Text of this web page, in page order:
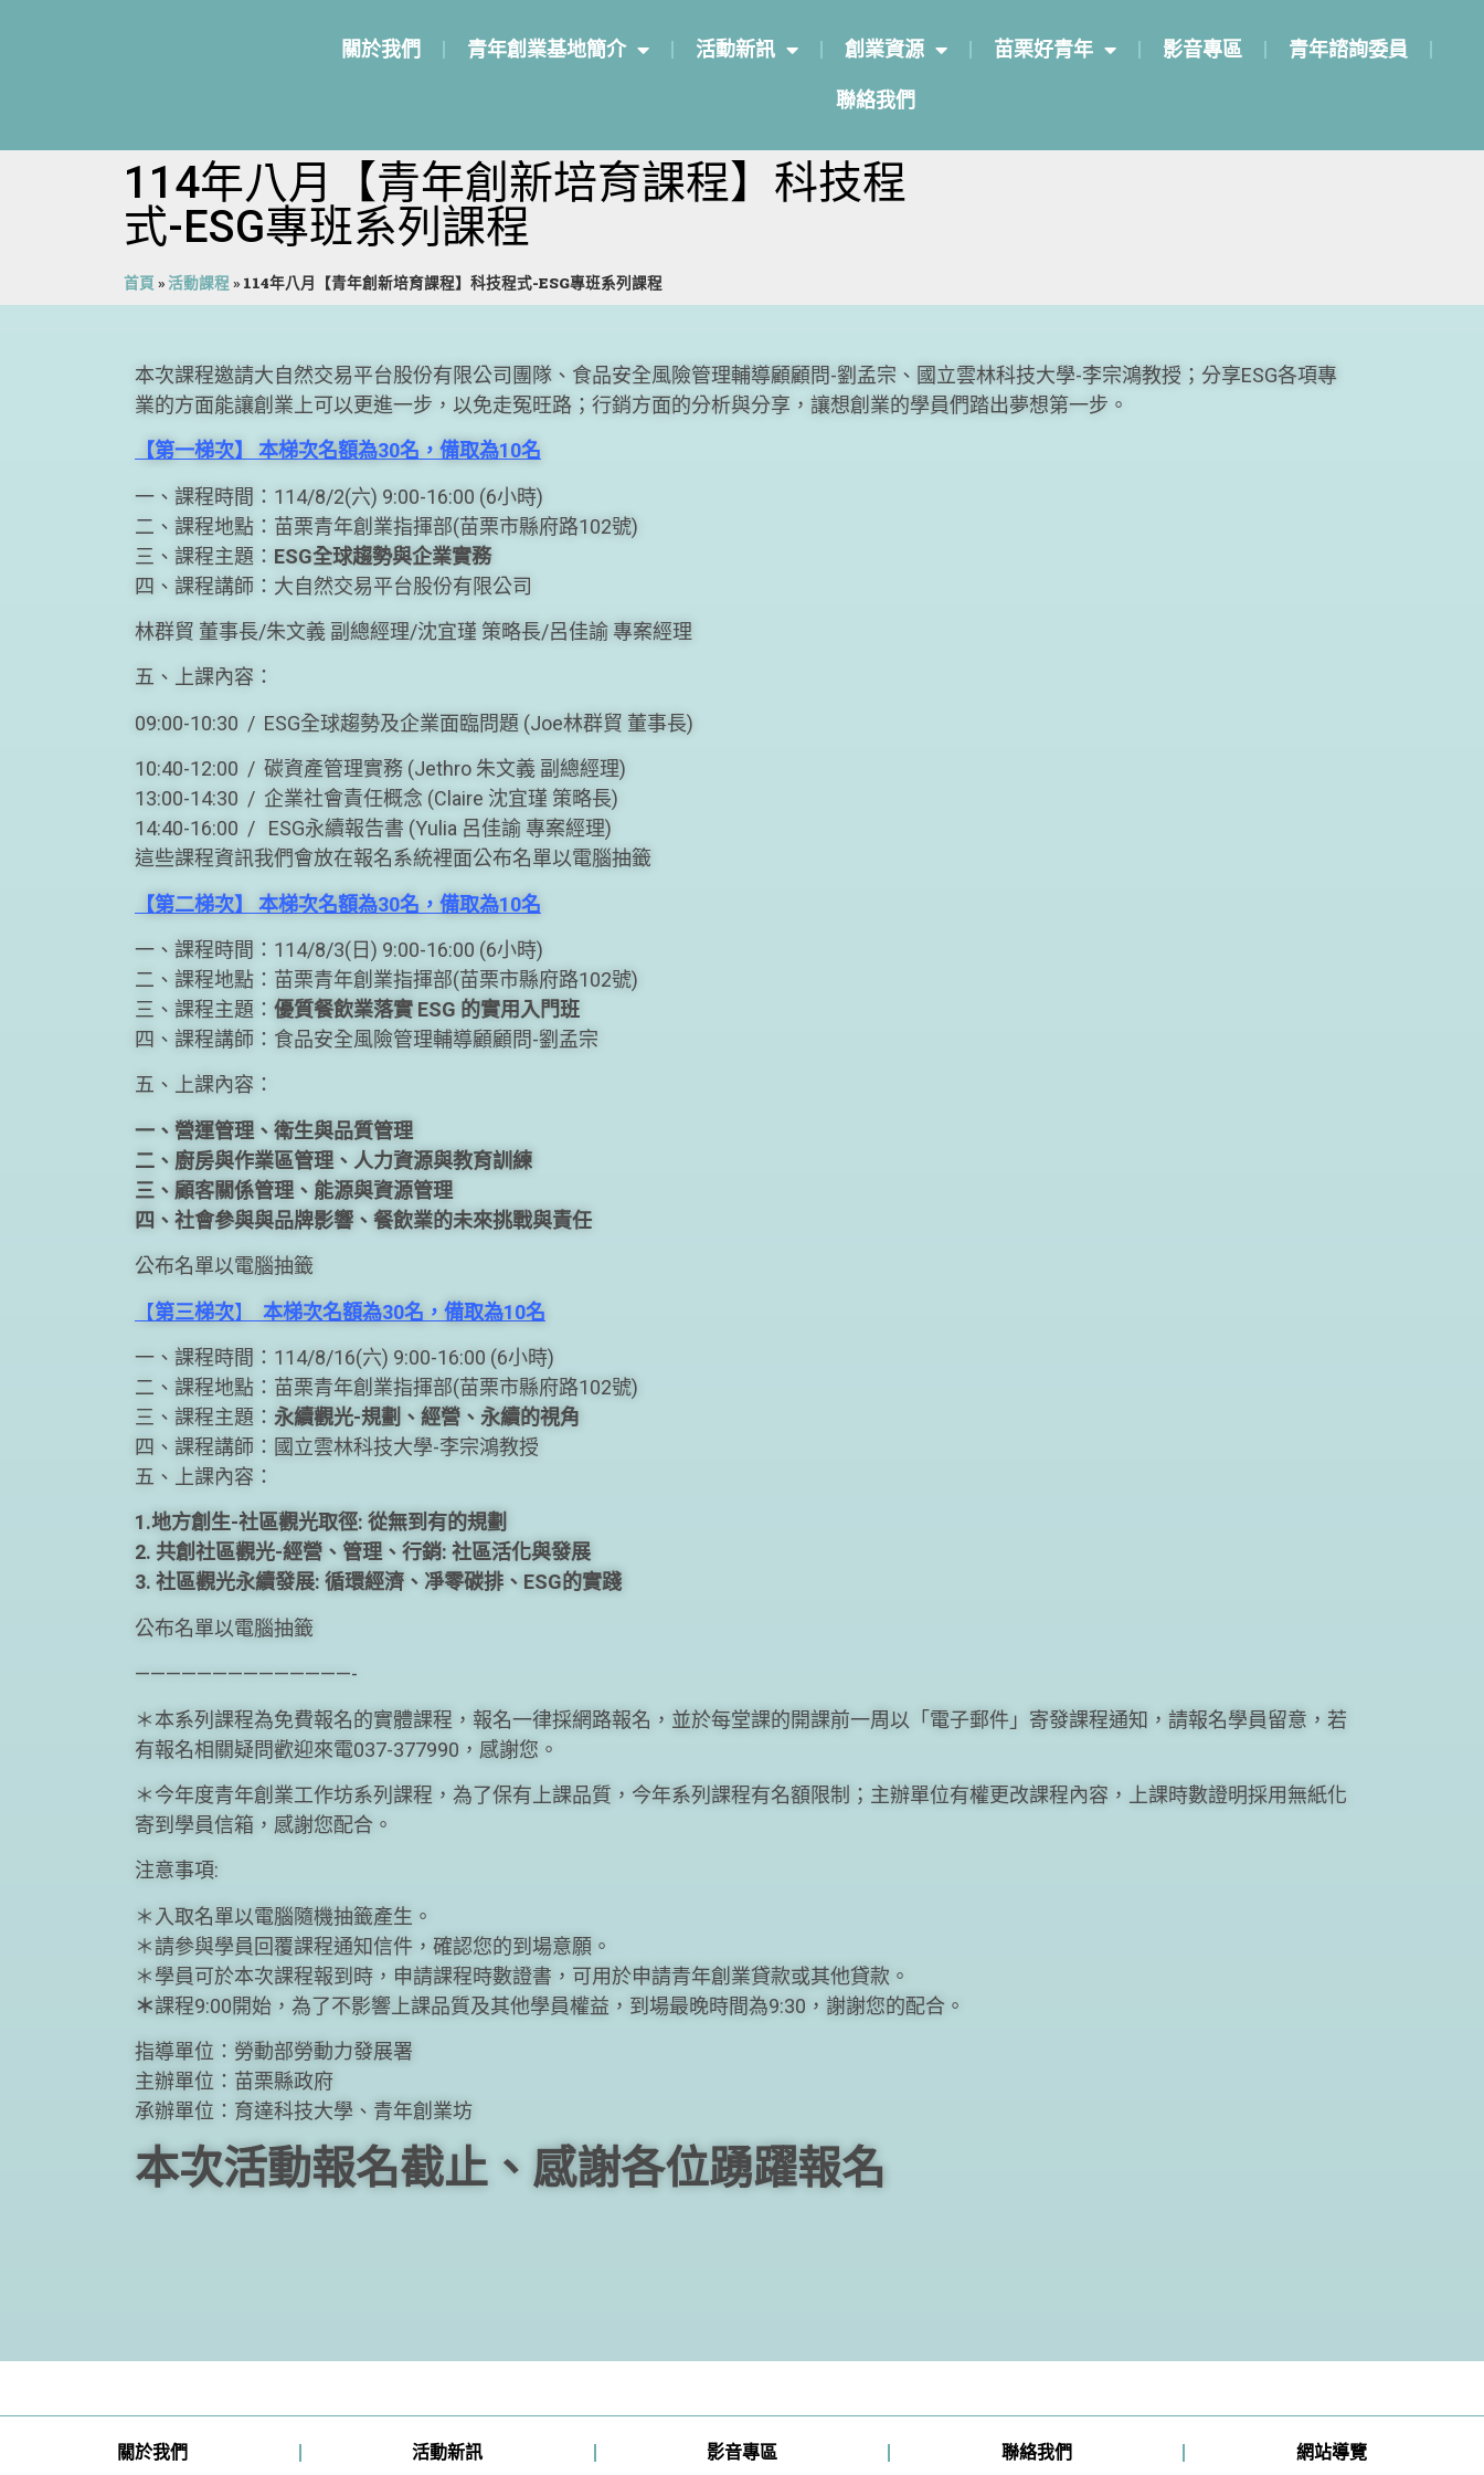
關於我們 青年創業基地簡介 活動新訊 創業資源 苗栗好青年 影音專區 青年諮詢委員
聯絡我們
114年八月【青年創新培育課程】科技程
式-ESG專班系列課程
首頁 »活動課程 » 114年八月【青年創新培育課程】科技程式-ESG專班系列課程
本次課程邀請大自然交易平台股份有限公司團隊、食品安全風險管理輔導顧顧問-劉孟宗、國立雲林科技大學-李宗鴻教授；分享ESG各項專
業的方面能讓創業上可以更進一步，以免走冤旺路；行銷方面的分析與分享，讓想創業的學員們踏出夢想第一步。
【第一梯次】 本梯次名額為30名，備取為10名
一、課程時間：114/8/2(六) 9:00-16:00 (6小時)
二、課程地點：苗栗青年創業指揮部(苗栗市縣府路102號)
三、課程主題： ESG全球趨勢與企業實務
四、課程講師：大自然交易平台股份有限公司
林群貿 董事長/朱文義 副總經理/沈宜瑾 策略長/呂佳諭 專案經理
五、上課內容：
09:00-10:30 / ESG全球趨勢及企業面臨問題 (Joe林群貿 董事長)
10:40-12:00 / 碳資產管理實務 (Jethro 朱文義 副總經理)
13:00-14:30 / 企業社會責任概念 (Claire 沈宜瑾 策略長)
14:40-16:00 / ESG永續報告書 (Yulia 呂佳諭 專案經理)
這些課程資訊我們會放在報名系統裡面公布名單以電腦抽籤
【第二梯次】 本梯次名額為30名，備取為10名
一、課程時間：114/8/3(日) 9:00-16:00 (6小時)
二、課程地點：苗栗青年創業指揮部(苗栗市縣府路102號)
三、課程主題： 優質餐飲業落實 ESG 的實用入門班
四、課程講師：食品安全風險管理輔導顧顧問-劉孟宗
五、上課內容：
一、營運管理、衛生與品質管理
二、廚房與作業區管理、人力資源與教育訓練
三、顧客關係管理、能源與資源管理
四、社會參與與品牌影響、餐飲業的未來挑戰與責任
公布名單以電腦抽籤
【第三梯次】 本梯次名額為30名，備取為10名
一、課程時間：114/8/16(六) 9:00-16:00 (6小時)
二、課程地點：苗栗青年創業指揮部(苗栗市縣府路102號)
三、課程主題： 永續觀光-規劃、經營、永續的視角
四、課程講師：國立雲林科技大學-李宗鴻教授
五、上課內容：
1.地方創生-社區觀光取徑: 從無到有的規劃
2. 共創社區觀光-經營、管理、行銷: 社區活化與發展
3. 社區觀光永續發展: 循環經濟、凈零碳排、ESG的實踐
公布名單以電腦抽籤
——————————————-
＊本系列課程為免費報名的實體課程，報名一律採網路報名，並於每堂課的開課前一周以「電子郵件」寄發課程通知，請報名學員留意，若
有報名相關疑問歡迎來電037-377990，感謝您。
＊今年度青年創業工作坊系列課程，為了保有上課品質，今年系列課程有名額限制；主辦單位有權更改課程內容，上課時數證明採用無紙化
寄到學員信箱，感謝您配合。
注意事項:
＊入取名單以電腦隨機抽籤產生。
＊請參與學員回覆課程通知信件，確認您的到場意願。
＊學員可於本次課程報到時，申請課程時數證書，可用於申請青年創業貸款或其他貸款。
＊課程9:00開始，為了不影響上課品質及其他學員權益，到場最晚時間為9:30，謝謝您的配合。
指導單位：勞動部勞動力發展署
主辦單位：苗栗縣政府
承辦單位：育達科技大學、青年創業坊
本次活動報名截止、感謝各位踴躍報名
關於我們 活動新訊 影音專區 聯絡我們 網站導覽